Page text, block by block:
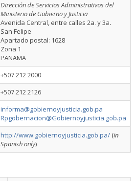
Dirección de Servicios Administrativos del
Ministerio de Gobierno y Justicia
Avenida Central, entre calles 2a. y 3a.
San Felipe
Apartado postal: 1628
Zona 1
PANAMA
+507 212 2000
+507 212 2126
informa@gobiernoyjusticia.gob.pa
Rpgobernacion@Gobiernoyjusticia.gob.pa
http://www.gobiernoyjusticia.gob.pa/ (in
Spanish only)